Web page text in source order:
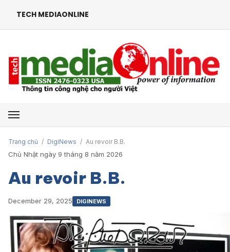
TECH MEDIAONLINE
Mở menu
Trang chủ / DigiNews / Au revoir B.B.
Chủ Nhật ngày 9 tháng 8 năm 2026
Au revoir B.B.
December 29, 2025 DIGINEWS